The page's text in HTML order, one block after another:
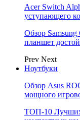
Acer Switch
уступающего
Обзор
планшет
Prev Next
Ноутбуки
Обзор Asus
мощного
ТОП-10